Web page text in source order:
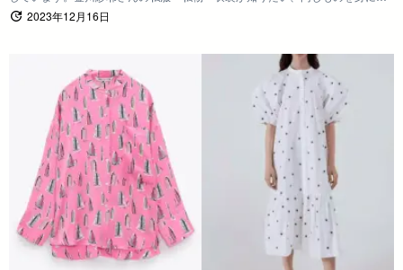
けたいファンの方は参考にしていただけると嬉しいです。
2023年12月16日